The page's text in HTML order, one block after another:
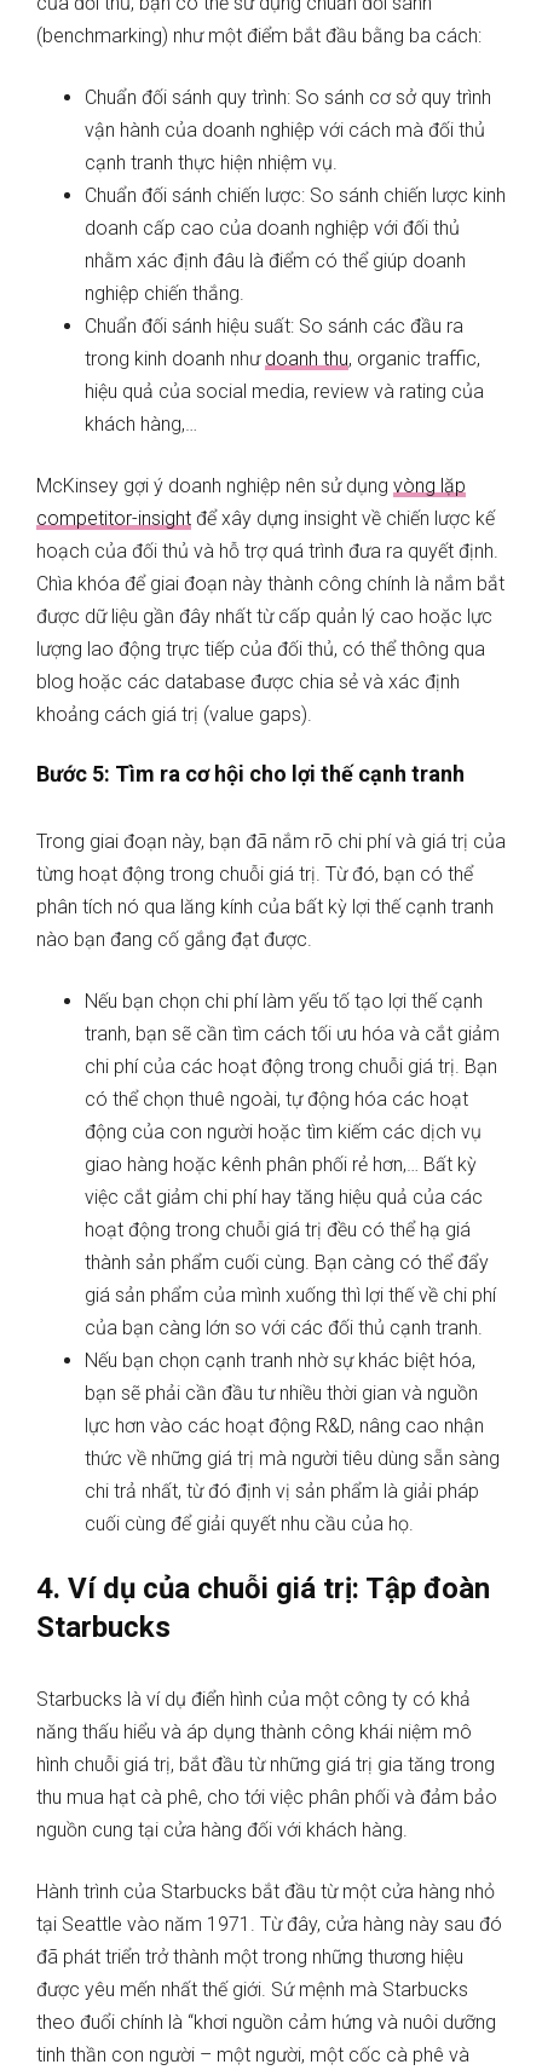
(benchmarking) như một điểm bắt đầu bằng ba cách:
Chuẩn đối sánh quy trình: So sánh cơ sở quy trình
vận hành của doanh nghiệp với cách mà đối thủ
cạnh tranh thực hiện nhiệm vụ.
Chuẩn đối sánh chiến lược: So sánh chiến lược kinh
doanh cấp cao của doanh nghiệp với đối thủ
nhằm xác định đâu là điểm có thể giúp doanh
nghiệp chiến thắng.
Chuẩn đối sánh hiệu suất: So sánh các đầu ra
trong kinh doanh như doanh thu, organic traffic,
hiệu quả của social media, review và rating của
khách hàng,…
McKinsey gợi ý doanh nghiệp nên sử dụng vòng lặp
competitor-insight để xây dựng insight về chiến lược kế
hoạch của đối thủ và hỗ trợ quá trình đưa ra quyết định.
Chìa khóa để giai đoạn này thành công chính là nắm bắt
được dữ liệu gần đây nhất từ cấp quản lý cao hoặc lực
lượng lao động trực tiếp của đối thủ, có thể thông qua
blog hoặc các database được chia sẻ và xác định
khoảng cách giá trị (value gaps).
Bước 5: Tìm ra cơ hội cho lợi thế cạnh tranh
Trong giai đoạn này, bạn đã nắm rõ chi phí và giá trị của
từng hoạt động trong chuỗi giá trị. Từ đó, bạn có thể
phân tích nó qua lăng kính của bất kỳ lợi thế cạnh tranh
nào bạn đang cố gắng đạt được.
Nếu bạn chọn chi phí làm yếu tố tạo lợi thế cạnh
tranh, bạn sẽ cần tìm cách tối ưu hóa và cắt giảm
chi phí của các hoạt động trong chuỗi giá trị. Bạn
có thể chọn thuê ngoài, tự động hóa các hoạt
động của con người hoặc tìm kiếm các dịch vụ
giao hàng hoặc kênh phân phối rẻ hơn,… Bất kỳ
việc cắt giảm chi phí hay tăng hiệu quả của các
hoạt động trong chuỗi giá trị đều có thể hạ giá
thành sản phẩm cuối cùng. Bạn càng có thể đẩy
giá sản phẩm của mình xuống thì lợi thế về chi phí
của bạn càng lớn so với các đối thủ cạnh tranh.
Nếu bạn chọn cạnh tranh nhờ sự khác biệt hóa,
bạn sẽ phải cần đầu tư nhiều thời gian và nguồn
lực hơn vào các hoạt động R&D, nâng cao nhận
thức về những giá trị mà người tiêu dùng sẵn sàng
chi trả nhất, từ đó định vị sản phẩm là giải pháp
cuối cùng để giải quyết nhu cầu của họ.
4. Ví dụ của chuỗi giá trị: Tập đoàn
Starbucks
Starbucks là ví dụ điển hình của một công ty có khả
năng thấu hiểu và áp dụng thành công khái niệm mô
hình chuỗi giá trị, bắt đầu từ những giá trị gia tăng trong
thu mua hạt cà phê, cho tới việc phân phối và đảm bảo
nguồn cung tại cửa hàng đối với khách hàng.
Hành trình của Starbucks bắt đầu từ một cửa hàng nhỏ
tại Seattle vào năm 1971. Từ đây, cửa hàng này sau đó
đã phát triển trở thành một trong những thương hiệu
được yêu mến nhất thế giới. Sứ mệnh mà Starbucks
theo đuổi chính là “khơi nguồn cảm hứng và nuôi dưỡng
tinh thần con người – một người, một cốc cà phê và